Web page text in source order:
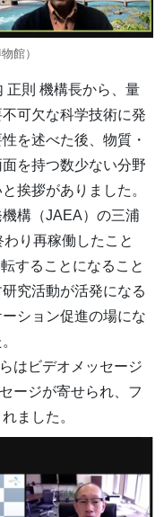
館）
正則 機構長から、量
可欠な科学技術に発
を述べた後、物質・
を持つ数少ない分野
挨拶がありました。
構（JAEA）の三浦
り再稼働したこと
することになること
究活動が活発になる
ション促進の場にな
はビデオメッセージ
ージが寄せられ、フ
ました。